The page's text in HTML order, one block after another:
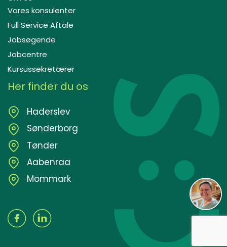
Vores konsulenter
Full Service Aftale
Jobsøgende
Jobcentre
Kursussekretærer
Her finder du os
Haderslev
Sønderborg
Tønder
Aabenraa
Mommark